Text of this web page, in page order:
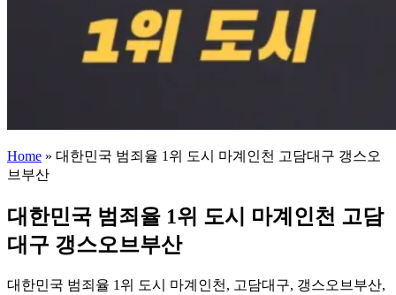
Home » 대한민국 범죄율 1위 도시 마계인천 고담대구 갱스오
브부산
대한민국 범죄율 1위 도시 마계인천 고담
대구 갱스오브부산
대한민국 범죄율 1위 도시 마계인천, 고담대구, 갱스오브부산,